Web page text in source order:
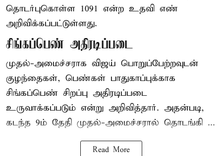
தொடர்புகொள்ள 1091 என்ற உதவி எண்
அறிவிக்கப்பட்டுள்ளது.
சிங்கப்பெண் அதிரடிப்படை
முதல்-அமைச்சராக விஜய் பொறுப்பேற்றவுடன்
குழந்தைகள், பெண்கள் பாதுகாப்புக்காக
சிங்கப்பெண் சிறப்பு அதிரடிப்படை
உருவாக்கப்படும் என்று அறிவித்தார். அதன்படி,
கடந்த 9ம் தேதி முதல்-அமைச்சரால் தொடங்கி ...
Read More